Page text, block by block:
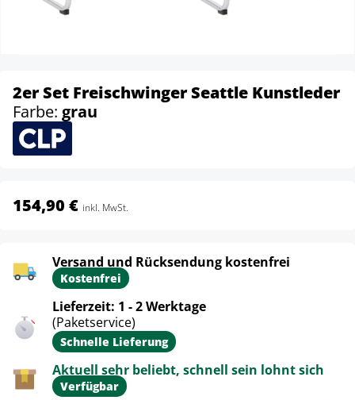
2er Set Freischwinger Seattle Kunstleder
Farbe: grau
154,90 € inkl. MwSt.
Versand und Rücksendung kostenfrei
Kostenfrei
Lieferzeit: 1 - 2 Werktage
(Paketservice)
Schnelle Lieferung
Aktuell sehr beliebt, schnell sein lohnt sich
Verfügbar